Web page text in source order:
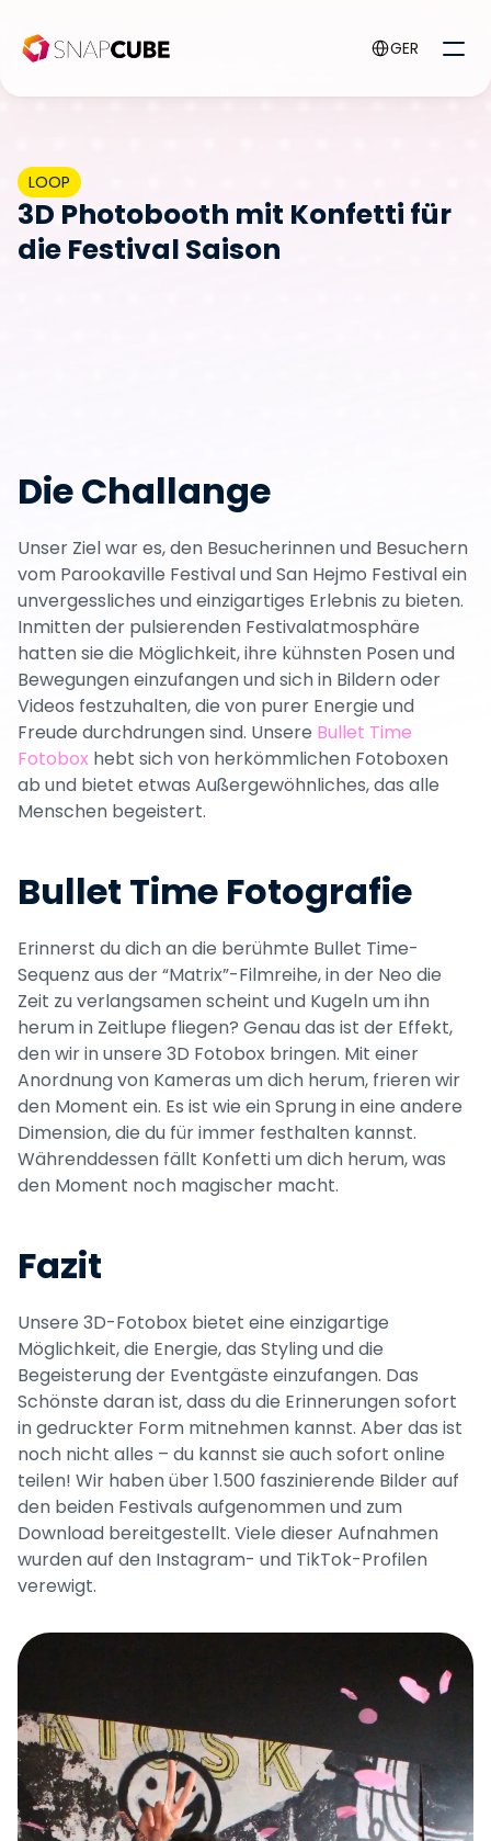
GER
LOOP
3D Photobooth mit Konfetti für
die Festival Saison
der Festivals aufgenommen und den Festivalzauber
mit einer Menge Konfetti eingefangen.
Die Challange
Unser Ziel war es, den Besucherinnen und Besuchern
vom Parookaville Festival und San Hejmo Festival ein
unvergessliches und einzigartiges Erlebnis zu bieten.
Inmitten der pulsierenden Festivalatmosphäre
hatten sie die Möglichkeit, ihre kühnsten Posen und
Bewegungen einzufangen und sich in Bildern oder
Videos festzuhalten, die von purer Energie und
Freude durchdrungen sind. Unsere Bullet Time
Fotobox hebt sich von herkömmlichen Fotoboxen
ab und bietet etwas Außergewöhnliches, das alle
Menschen begeistert.
Bullet Time Fotografie
Erinnerst du dich an die berühmte Bullet Time-
Sequenz aus der “Matrix”-Filmreihe, in der Neo die
Zeit zu verlangsamen scheint und Kugeln um ihn
herum in Zeitlupe fliegen? Genau das ist der Effekt,
den wir in unsere 3D Fotobox bringen. Mit einer
Anordnung von Kameras um dich herum, frieren wir
den Moment ein. Es ist wie ein Sprung in eine andere
Dimension, die du für immer festhalten kannst.
Währenddessen fällt Konfetti um dich herum, was
den Moment noch magischer macht.
Fazit
Unsere 3D-Fotobox bietet eine einzigartige
Möglichkeit, die Energie, das Styling und die
Begeisterung der Eventgäste einzufangen. Das
Schönste daran ist, dass du die Erinnerungen sofort
in gedruckter Form mitnehmen kannst. Aber das ist
noch nicht alles – du kannst sie auch sofort online
teilen! Wir haben über 1.500 faszinierende Bilder auf
den beiden Festivals aufgenommen und zum
Download bereitgestellt. Viele dieser Aufnahmen
wurden auf den Instagram- und TikTok-Profilen
verewigt.